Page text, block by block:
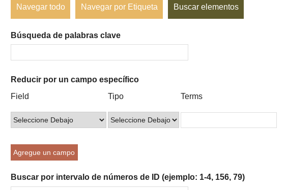
Navegar todo Navegar por Etiqueta Buscar elementos
Búsqueda de palabras clave
of
rows
in
por
un
campo
específico":
Reducir por un campo específico
Campo
búsqueda
Tipo
búsqueda
Términos
búsqueda
Ensamblador
Búsqueda
Field Tipo Terms
Agregue un campo
Buscar por intervalo de números de ID (ejemplo: 1-4, 156, 79)